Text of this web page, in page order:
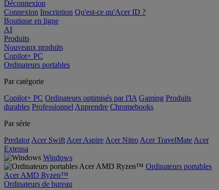
Déconnexion
Connexion Inscription Qu'est-ce qu'Acer ID ?
Boutique en ligne
AI
Produits
Nouveaux produits
Copilot+ PC
Ordinateurs portables
Par catégorie
Copilot+ PC Ordinateurs optimisés par l'IA Gaming Produits
durables Professionnel Apprendre Chromebooks
Par série
Predator Acer Swift Acer Aspire Acer Nitro Acer TravelMate Acer
Extensa
Windows
Ordinateurs portables
Acer AMD Ryzen™
Ordinateurs de bureau